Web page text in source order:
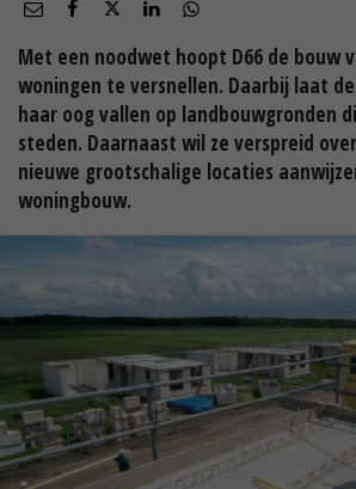
Met een noodwet hoopt D66 de bouw
woningen te versnellen. Daarbij laat
haar oog vallen op landbouwgronden
steden. Daarnaast wil ze verspreid
nieuwe grootschalige locaties
woningbouw.